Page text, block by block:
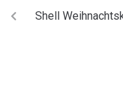
Shell